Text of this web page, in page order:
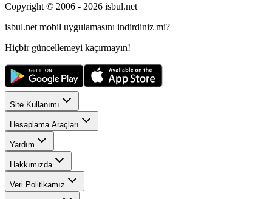
Copyright © 2006 - 2026 isbul.net
isbul.net mobil uygulamasını indirdiniz mi?
Hiçbir güncellemeyi kaçırmayın!
Site Kullanımı
Hesaplama Araçları
Yardım
Hakkımızda
Veri Politikamız